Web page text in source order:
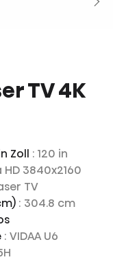
TV 4K
Zoll : 120 in
HD 3840x2160
TV
: 304.8 cm
: VIDAA U6